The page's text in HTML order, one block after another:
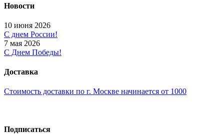
Новости
10 июня 2026
С днем России!
7 мая 2026
С Днем Победы!
Доставка
Стоимость доставки по г. Москве начинается от 1000
Подписаться